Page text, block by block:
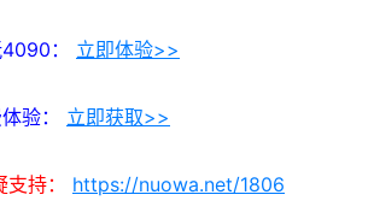
： 立即体验>>
验： 立即获取>>
持： https://nuowa.net/1806